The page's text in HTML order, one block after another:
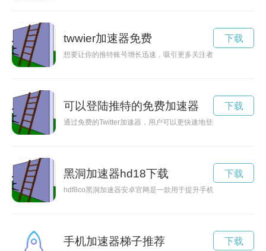
twwier加速器免费
想要让你的推特账号增长迅速，吸引更多关注者和粉丝？别急
下载
可以登陆推特的免费加速器
通过免费的Twitter加速器，用户可以更快速地登陆Twitter，畅游
下载
黑洞加速器hd18下载
hdf8co黑洞加速器安卓官网是一款用于提升手机性能的应用程
下载
手机加速器梯子推荐 下载